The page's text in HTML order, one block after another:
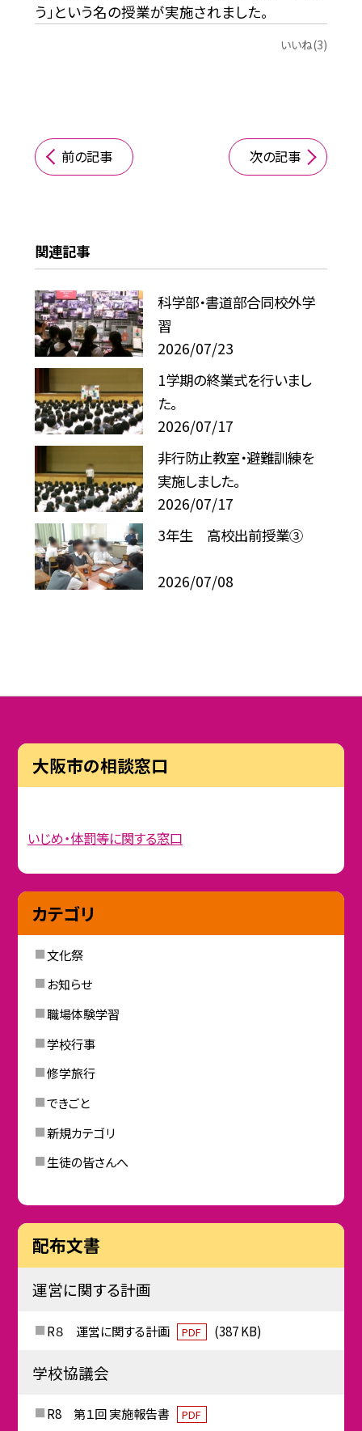
う」という名の授業が実施されました。
いいね(3)
前の記事 次の記事
関連記事
科学部・書道部合同校外学
習
2026/07/23
1学期の終業式を行いまし
た。
2026/07/17
非行防止教室・避難訓練を
実施しました。
2026/07/17
3年生 高校出前授業③
2026/07/08
大阪市の相談窓口
いじめ・体罰等に関する窓口
カテゴリ
文化祭
お知らせ
職場体験学習
学校行事
修学旅行
できごと
新規カテゴリ
生徒の皆さんへ
配布文書
運営に関する計画
R８ 運営に関する計画 PDF (387 KB)
学校協議会
R8 第１回 実施報告書 PDF